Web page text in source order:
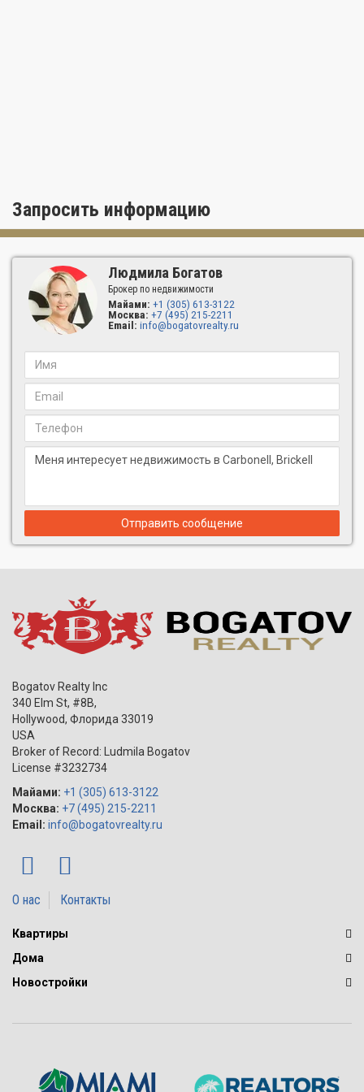
Запросить информацию
Людмила Богатов
Брокер по недвижимости
Майами: +1 (305) 613-3122
Москва: +7 (495) 215-2211
Email: info@bogatovrealty.ru
Отправить сообщение
Bogatov Realty Inc
340 Elm St, #8B,
Hollywood, Флорида 33019
USA
Broker of Record: Ludmila Bogatov
License #3232734
Майами: +1 (305) 613-3122
Москва: +7 (495) 215-2211
Email: info@bogatovrealty.ru
О нас Контакты
Квартиры
Дома
Новостройки